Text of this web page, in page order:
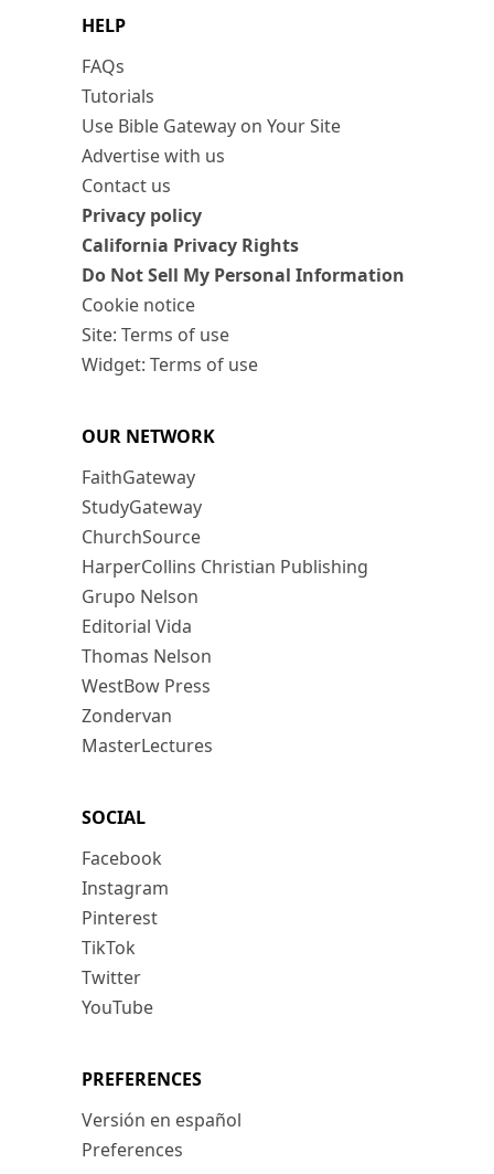
HELP
FAQs
Tutorials
Use Bible Gateway on Your Site
Advertise with us
Contact us
Privacy policy
California Privacy Rights
Do Not Sell My Personal Information
Cookie notice
Site: Terms of use
Widget: Terms of use
OUR NETWORK
FaithGateway
StudyGateway
ChurchSource
HarperCollins Christian Publishing
Grupo Nelson
Editorial Vida
Thomas Nelson
WestBow Press
Zondervan
MasterLectures
SOCIAL
Facebook
Instagram
Pinterest
TikTok
Twitter
YouTube
PREFERENCES
Versión en español
Preferences